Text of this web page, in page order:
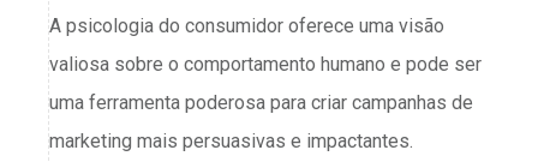
A psicologia do consumidor oferece uma visão
valiosa sobre o comportamento humano e pode ser
uma ferramenta poderosa para criar campanhas de
marketing mais persuasivas e impactantes.